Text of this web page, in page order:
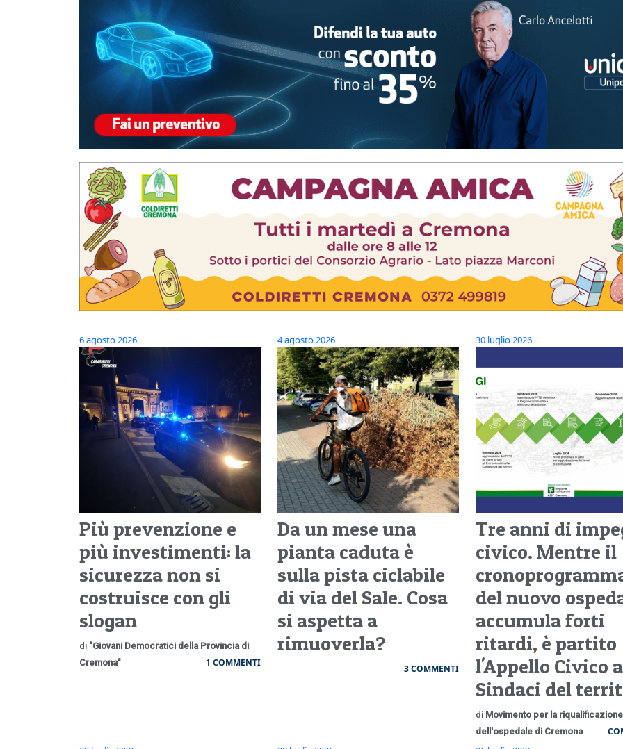
6 agosto 2026
Più prevenzione e
più investimenti: la
sicurezza non si
costruisce con gli
slogan
di "Giovani Democratici della Provincia di
Cremona"
1 COMMENTI
4 agosto 2026
Da un mese una
pianta caduta è
sulla pista ciclabile
di via del Sale. Cosa
si aspetta a
rimuoverla?
3 COMMENTI
30 luglio 2026
Tre anni di
civico. Mentre il
del nuovo
accumula forti
ritardi, è partito
l'Appello Civico
Sindaci del
di Movimento per la riqualificazione
dell'ospedale di Cremona